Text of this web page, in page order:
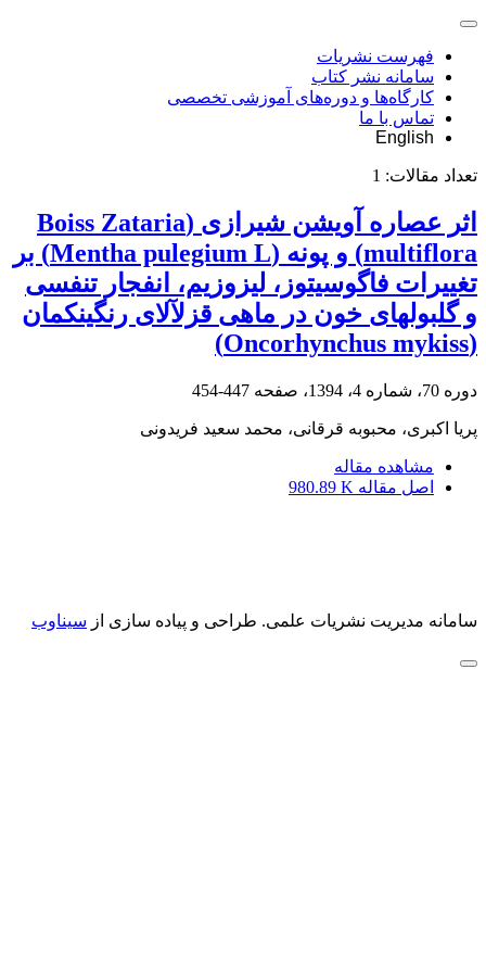
فهرست نشریات
سامانه نشر کتاب
کارگاه‌ها و دوره‌های آموزشی تخصصی
تماس با ما
English
تعداد مقالات: 1
اثر عصاره آویشن شیرازی (Boiss Zataria
multiflora) و پونه (Mentha pulegium L) بر
تغییرات فاگوسیتوز، لیزوزیم، انفجار تنفسی
و گلبولهای خون در ماهی قزلآلای رنگینکمان
(Oncorhynchus mykiss)
دوره 70، شماره 4، 1394، صفحه 447-454
پریا اکبری، محبوبه قرقانی، محمد سعید فریدونی
مشاهده مقاله
اصل مقاله 980.89 K
سامانه مدیریت نشریات علمی. طراحی و پیاده سازی از سیناوب